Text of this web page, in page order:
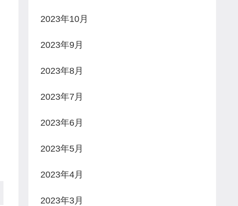
2023年10月
2023年9月
2023年8月
2023年7月
2023年6月
2023年5月
2023年4月
2023年3月